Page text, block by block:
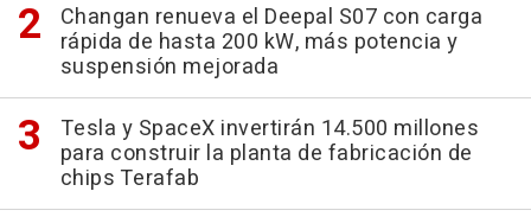
Changan renueva el Deepal S07 con carga
rápida de hasta 200 kW, más potencia y
suspensión mejorada
Tesla y SpaceX invertirán 14.500 millones
para construir la planta de fabricación de
chips Terafab